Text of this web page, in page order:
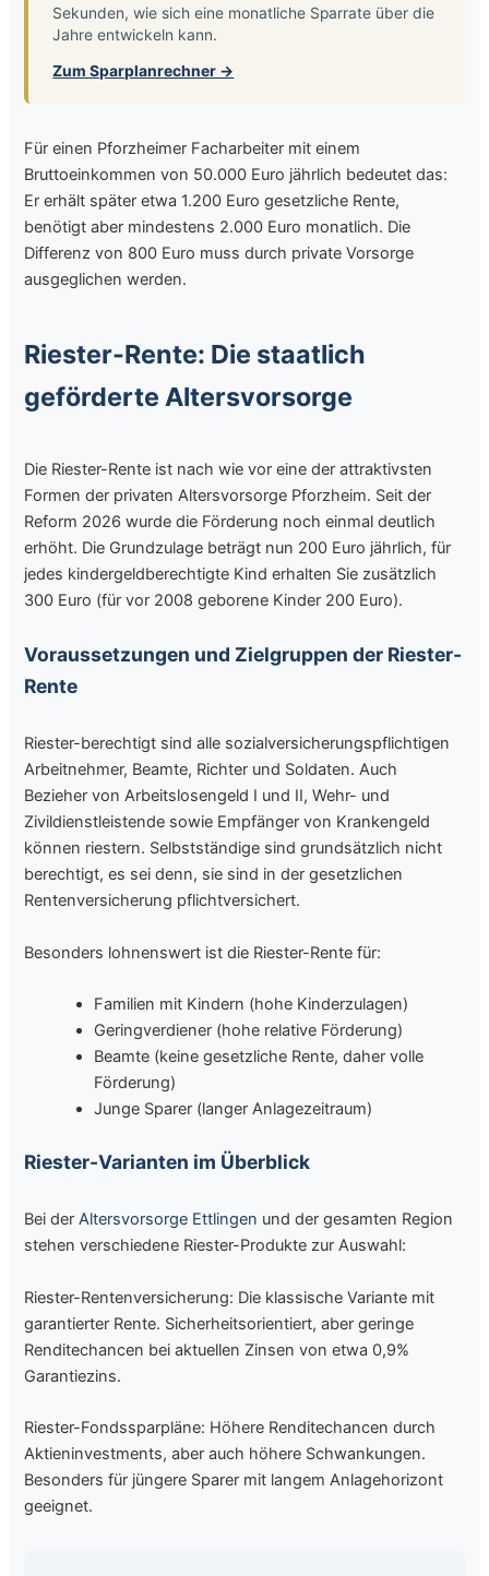
Sekunden, wie sich eine monatliche Sparrate über die
Jahre entwickeln kann.
Zum Sparplanrechner →
Für einen Pforzheimer Facharbeiter mit einem
Bruttoeinkommen von 50.000 Euro jährlich bedeutet das:
Er erhält später etwa 1.200 Euro gesetzliche Rente,
benötigt aber mindestens 2.000 Euro monatlich. Die
Differenz von 800 Euro muss durch private Vorsorge
ausgeglichen werden.
Riester-Rente: Die staatlich
geförderte Altersvorsorge
Die Riester-Rente ist nach wie vor eine der attraktivsten
Formen der privaten Altersvorsorge Pforzheim. Seit der
Reform 2026 wurde die Förderung noch einmal deutlich
erhöht. Die Grundzulage beträgt nun 200 Euro jährlich, für
jedes kindergeldberechtigte Kind erhalten Sie zusätzlich
300 Euro (für vor 2008 geborene Kinder 200 Euro).
Voraussetzungen und Zielgruppen der Riester-
Rente
Riester-berechtigt sind alle sozialversicherungspflichtigen
Arbeitnehmer, Beamte, Richter und Soldaten. Auch
Bezieher von Arbeitslosengeld I und II, Wehr- und
Zivildienstleistende sowie Empfänger von Krankengeld
können riestern. Selbstständige sind grundsätzlich nicht
berechtigt, es sei denn, sie sind in der gesetzlichen
Rentenversicherung pflichtversichert.
Besonders lohnenswert ist die Riester-Rente für:
Familien mit Kindern (hohe Kinderzulagen)
Geringverdiener (hohe relative Förderung)
Beamte (keine gesetzliche Rente, daher volle
Förderung)
Junge Sparer (langer Anlagezeitraum)
Riester-Varianten im Überblick
Bei derAltersvorsorge Ettlingen und der gesamten Region
stehen verschiedene Riester-Produkte zur Auswahl:
Riester-Rentenversicherung: Die klassische Variante mit
garantierter Rente. Sicherheitsorientiert, aber geringe
Renditechancen bei aktuellen Zinsen von etwa 0,9%
Garantiezins.
Riester-Fondssparpläne: Höhere Renditechancen durch
Aktieninvestments, aber auch höhere Schwankungen.
Besonders für jüngere Sparer mit langem Anlagehorizont
geeignet.